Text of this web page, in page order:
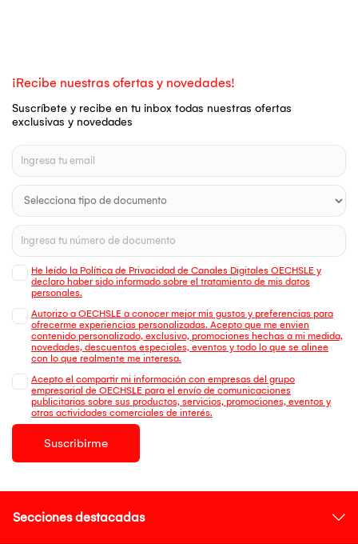
¡Recibe nuestras ofertas y novedades!
Suscríbete y recibe en tu inbox todas nuestras ofertas
exclusivas y novedades
He leído la Política de Privacidad de Canales Digitales OECHSLE y
declaro haber sido informado sobre el tratamiento de mis datos
personales.
Autorizo a OECHSLE a conocer mejor mis gustos y preferencias para
ofrecerme experiencias personalizadas. Acepto que me envien
contenido personalizado, exclusivo, promociones hechas a mi medida,
novedades, descuentos especiales, eventos y todo lo que se alinee
con lo que realmente me interesa.
Acepto el compartir mi información con empresas del grupo
empresarial de OECHSLE para el envío de comunicaciones
publicitarias sobre sus productos, servicios, promociones, eventos y
otras actividades comerciales de interés.
Suscribirme
Secciones destacadas